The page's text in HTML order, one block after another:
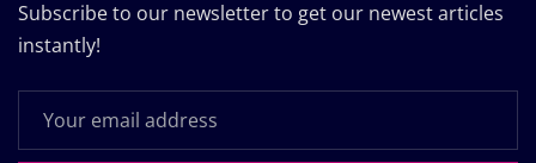
Subscribe to our newsletter to get our newest articles
instantly!